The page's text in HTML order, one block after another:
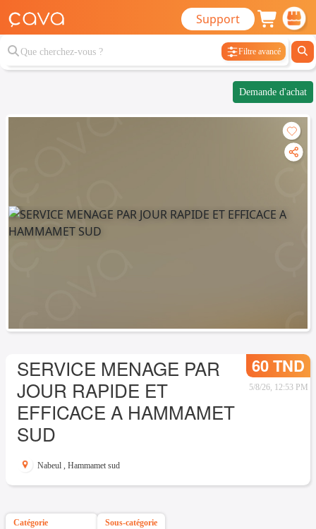
Support
Filtre avancé
Demande d'achat
SERVICE MENAGE PAR
JOUR RAPIDE ET
EFFICACE A HAMMAMET
SUD
60 TND
5/8/26, 12:53 PM
Nabeul , Hammamet sud
Catégorie Sous-catégorie